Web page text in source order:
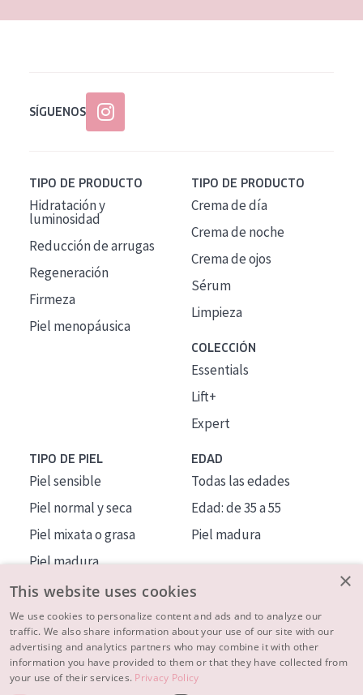
Todas las edades
SÍGUENOS
TIPO DE PRODUCTO
Hidratación y
luminosidad
Reducción de arrugas
Regeneración
Firmeza
Piel menopáusica
TIPO DE PRODUCTO
Crema de día
Crema de noche
Crema de ojos
Sérum
Limpieza
COLECCIÓN
Essentials
Lift+
Expert
TIPO DE PIEL
Piel sensible
Piel normal y seca
Piel mixata o grasa
Piel madura
Piel expuesta al sol
Piel menopáusica
EDAD
Todas las edades
Edad: de 35 a 55
Piel madura
MÁS SOBRE NOSOTROS
INSPIRACIÓN
×
This website uses cookies
We use cookies to personalize content and ads and to analyze our
traffic. We also share information about your use of our site with our
advertising and analytics partners who may combine it with other
information you have provided to them or that they have collected from
your use of their services. Privacy Policy